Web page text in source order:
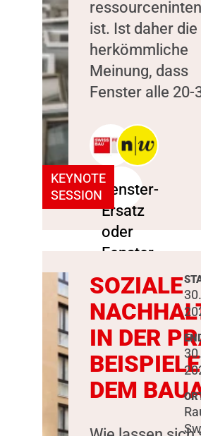
KEYNOTE
SESSION
ist. Ist daher die
herkömmliche
Meinung, dass
Fenster alle 20-
SOZIALE
IN DER
DEM